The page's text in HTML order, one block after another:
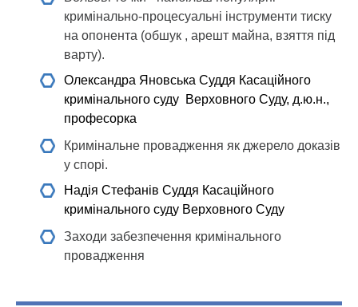
кримінально-процесуальні інструменти тиску
на опонента (обшук , арешт майна, взяття під
варту).
Олександра Яновська Суддя Касаційного
кримінального суду Верховного Суду, д.ю.н.,
професорка
Кримінальне провадження як джерело доказів
у спорі.
Надія Стефанів Суддя Касаційного
кримінального суду Верховного Суду
Заходи забезпечення кримінального
провадження